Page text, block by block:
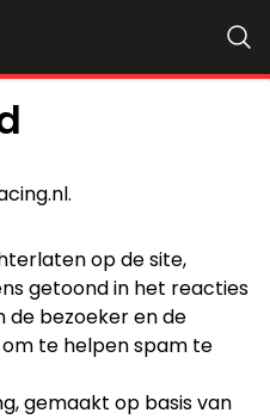
op de site,
getoond in het reacties
de bezoeker en de
te helpen spam te
gemaakt op basis van